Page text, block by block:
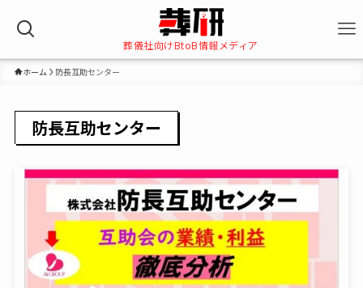
葬儀社向けBtoB情報メディア
ホーム 防長互助センター
防長互助センター